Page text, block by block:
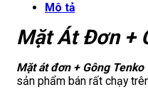
Mô tả
Mặt Át Đơn +
Mặt át đơn + Gông Tenko
sản phẩm bán rất chạy